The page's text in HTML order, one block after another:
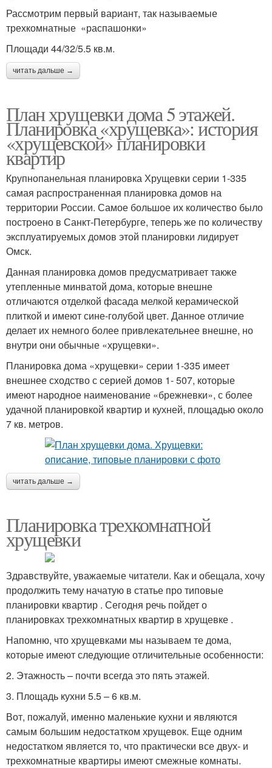
Рассмотрим первый вариант, так называемые
трехкомнатные «распашонки»
Площади 44/32/5.5 кв.м.
читать дальше →
План хрущевки дома 5 этажей.
Планировка «хрущевка»: история
«хрущевской» планировки
квартир
Крупнопанельная планировка Хрущевки серии 1-335
самая распространенная планировка домов на
территории России. Самое большое их количество было
построено в Санкт-Петербурге, теперь же по количеству
эксплуатируемых домов этой планировки лидирует
Омск.
Данная планировка домов предусматривает также
утепленные минватой дома, которые внешне
отличаются отделкой фасада мелкой керамической
плиткой и имеют сине-голубой цвет. Данное отличие
делает их немного более привлекательнее внешне, но
внутри они обычные «хрущевки».
Планировка дома «хрущевки» серии 1-335 имеет
внешнее сходство с серией домов 1- 507, которые
имеют народное наименование «брежневки», с более
удачной планировкой квартир и кухней, площадью около
7 кв. метров.
читать дальше →
Планировка трехкомнатной
хрущевки
Здравствуйте, уважаемые читатели. Как и обещала, хочу
продолжить тему начатую в статье про типовые
планировки квартир . Сегодня речь пойдет о
планировках трехкомнатных квартир в хрущевке .
Напомню, что хрущевками мы называем те дома,
которые имеют следующие отличительные особенности:
2. Этажность – почти всегда это пять этажей.
3. Площадь кухни 5.5 – 6 кв.м.
Вот, пожалуй, именно маленькие кухни и являются
самым большим недостатком хрущевок. Еще одним
недостатком является то, что практически все двух- и
трехкомнатные квартиры имеют смежные комнаты.